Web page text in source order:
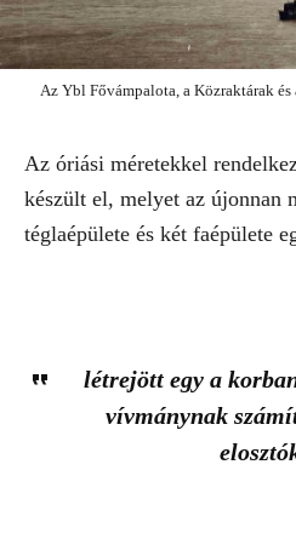
Az Ybl Fővámpalota, a Közraktárak
Az óriási méretekkel
készült el, melyet az újonnan
téglaépülete és két faépülete
létrejött egy a
vívmánynak